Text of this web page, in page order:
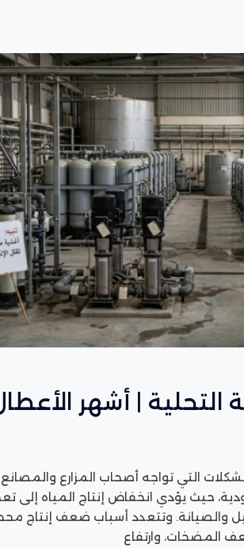
| أشهر
التي تواجه أصحاب المزارع
حيث يؤدي انخفاض إنتاج المياه إلى
والصيانة. وتتعدد أسباب ضعف إنتاج
المضخات، وارتفاع